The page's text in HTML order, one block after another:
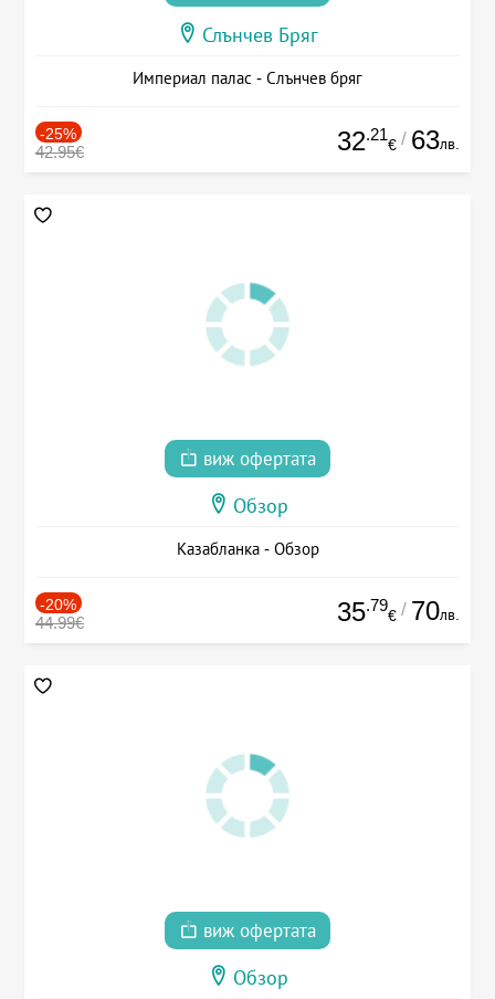
Слънчев Бряг
Империал палас - Слънчев бряг
-25%
42.95€ 32.21
€ / 63лв.
виж офертата
Обзор
Казабланка - Обзор
-20%
44.99€ 35.79
€ / 70лв.
виж офертата
Обзор